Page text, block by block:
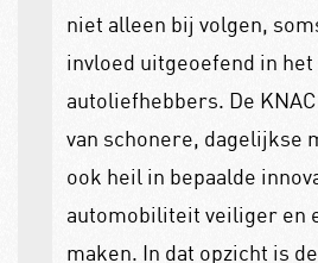
niet alleen bij volgen,
invloed uitgeoefend in het
autoliefhebbers. De
van schonere, dagelijkse
ook heil in bepaalde
automobiliteit veiliger en
maken. In dat opzicht is